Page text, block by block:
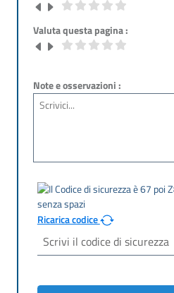
Valuta questa pagina :
Note e osservazioni :
Ricarica codice